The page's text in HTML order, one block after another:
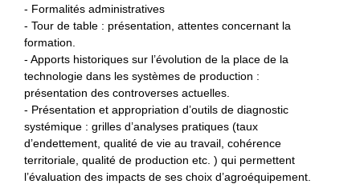
- Formalités administratives
- Tour de table : présentation, attentes concernant la
formation.
- Apports historiques sur l’évolution de la place de la
technologie dans les systèmes de production :
présentation des controverses actuelles.
- Présentation et appropriation d’outils de diagnostic
systémique : grilles d’analyses pratiques (taux
d’endettement, qualité de vie au travail, cohérence
territoriale, qualité de production etc. ) qui permettent
l’évaluation des impacts de ses choix d’agroéquipement.